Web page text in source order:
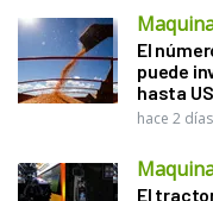
El
puede
hasta
hace 2 días
El